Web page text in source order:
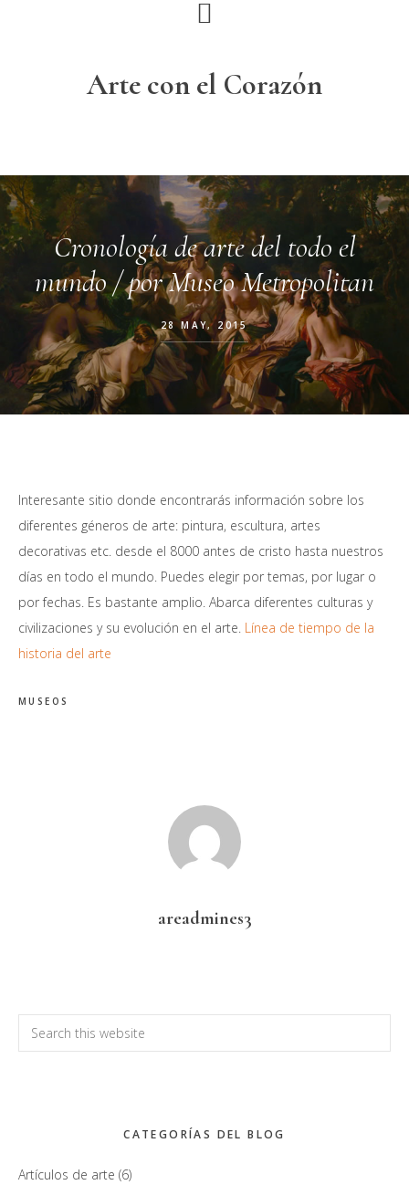
Arte con el Corazón
Cronología de arte del todo el
mundo / por Museo Metropolitan
28 MAY, 2015
Interesante sitio donde encontrarás información sobre los
diferentes géneros de arte: pintura, escultura, artes
decorativas etc. desde el 8000 antes de cristo hasta nuestros
días en todo el mundo. Puedes elegir por temas, por lugar o
por fechas. Es bastante amplio. Abarca diferentes culturas y
civilizaciones y su evolución en el arte. Línea de tiempo de la
historia del arte
MUSEOS
areadmines3
Primary
Sidebar
Search
this
CATEGORÍAS DEL BLOG
Artículos de arte (6)